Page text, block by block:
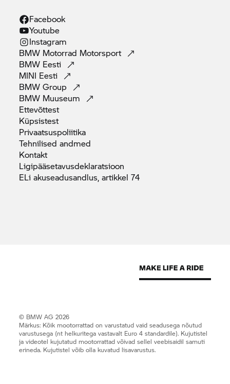
Facebook
Youtube
Instagram
BMW Motorrad Motorsport
BMW Eesti
MINI Eesti
BMWGroup
BMW Muuseum
Ettevõttest
Küpsistest
Privaatsuspoliitika
Tehnilisedandmed
Kontakt
Ligipääsetavusdeklaratsioon
ELi akuseadusandlus, artikkel74
© BMW AG 2026
Märkus: Kõik mootorrattad on varustatud vaid seadusega nõutud
varustusega (nt helkuritega vastavalt Euro 4 standardile). Kujutistel
ja videotel kujutatud mootorrattad võivad sellel veebisaidil samuti
erineda. Kujutistel võib olla kuvatud lisavarustus.